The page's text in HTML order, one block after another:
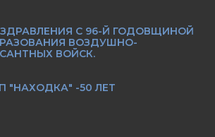
С 96-Й ГОДОВЩИНОЙ
ВОЗДУШНО-
ВОЙСК.
"НАХОДКА" -50 ЛЕТ